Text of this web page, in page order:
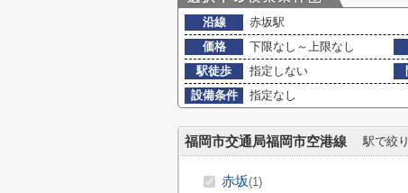
沿線
赤坂駅
価格
下限なし～上限なし
駅徒歩
指定しない
設備条件
指定なし
福岡市交通局福岡市空港線 駅で絞
赤坂(1)